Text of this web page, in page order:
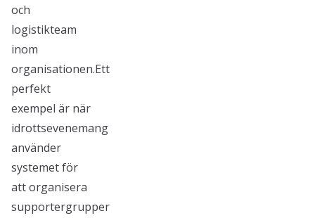
och
logistikteam
inom
organisationen.Ett
perfekt
exempel är när
idrottsevenemang
använder
systemet för
att organisera
supportergrupper